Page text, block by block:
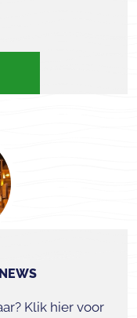
Klik hier voor